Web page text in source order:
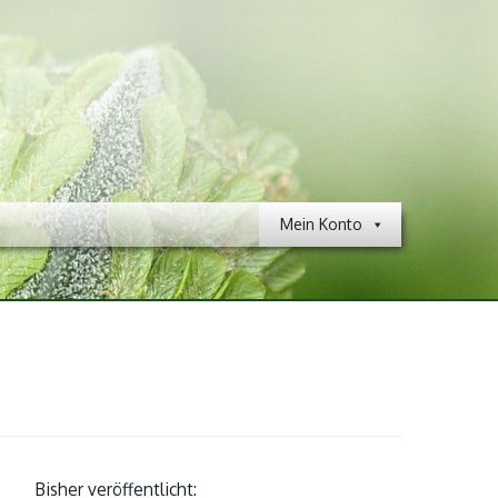
Mein Konto
Bisher veröffentlicht: